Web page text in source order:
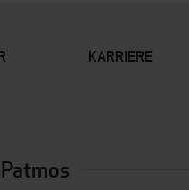
KARRIERE